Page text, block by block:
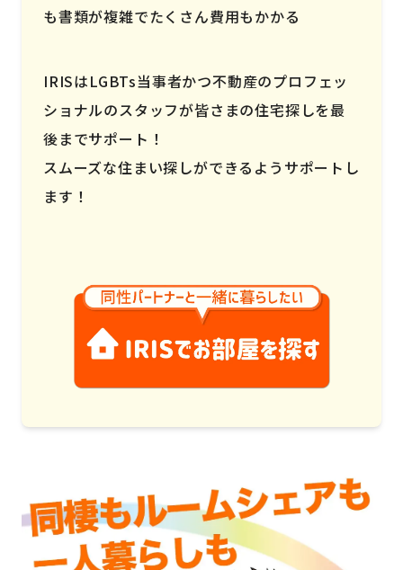
も書類が複雑でたくさん費用もかかる
IRISはLGBTs当事者かつ不動産のプロフェッ
ショナルのスタッフが皆さまの住宅探しを最
後までサポート！
スムーズな住まい探しができるようサポートし
ます！